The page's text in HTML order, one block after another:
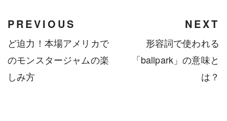
PREVIOUS
ど迫力！本場アメリカで
のモンスタージャムの楽
しみ方
NEXT
形容詞で使われる
「ballpark」の意味と
は？